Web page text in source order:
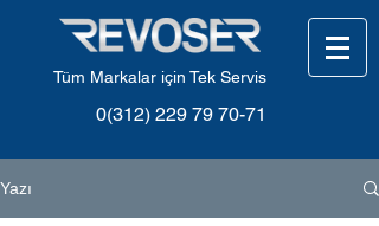
Tüm Markalar için Tek Servis
0(312) 229 79 70-71
Yazı